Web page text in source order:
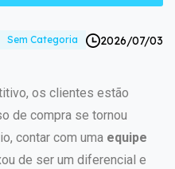
Sem Categoria 2026/07/03
os clientes estão
de compra se tornou
contar com uma equipe
de ser um diferencial e